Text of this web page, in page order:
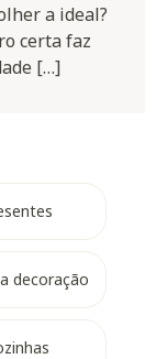
a ideal?
certa faz
[…]
decoração